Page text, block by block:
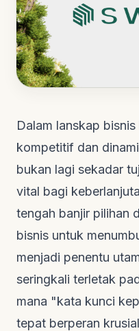
Dalam lanskap
kompetitif dan
bukan lagi sekadar
vital bagi
tengah banjir pilihan
bisnis untuk
menjadi penentu
seringkali terletak
mana "kata kunci
tepat berperan